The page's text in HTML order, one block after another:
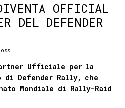
OFFICIAL
DEL DEFENDER
Ufficiale per la
di Defender Rally, che
Mondiale di Rally-Raid